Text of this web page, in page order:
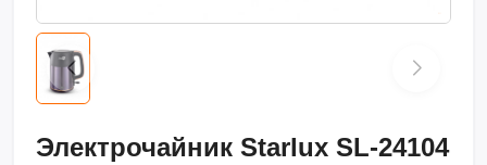
Электрочайник Starlux SL-24104